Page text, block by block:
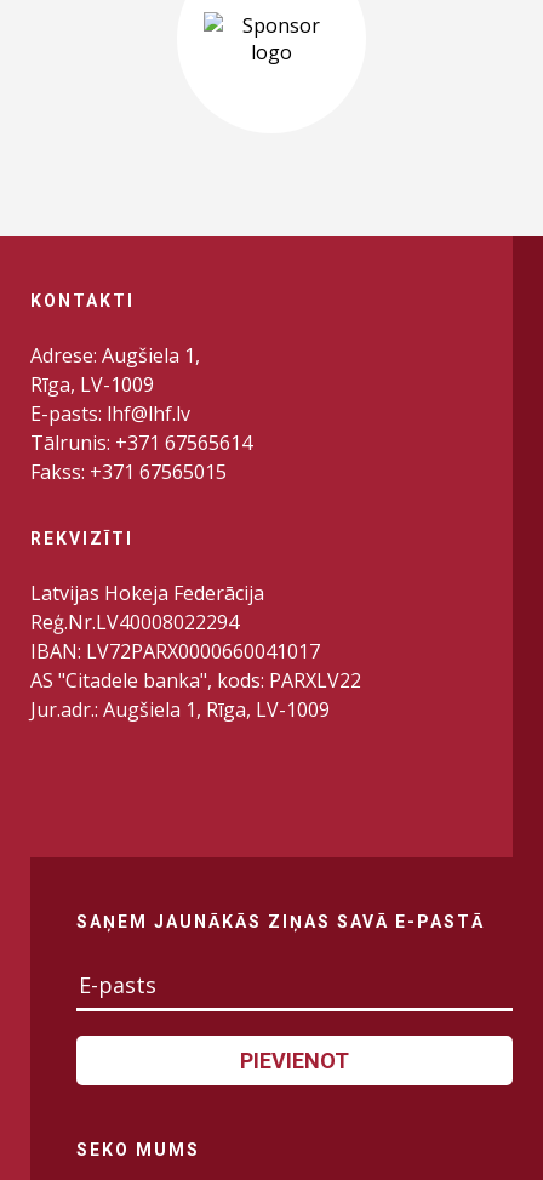
KONTAKTI
Adrese: Augšiela 1,
Rīga, LV-1009
E-pasts: lhf@lhf.lv
Tālrunis: +371 67565614
Fakss: +371 67565015
REKVIZĪTI
Latvijas Hokeja Federācija
Reģ.Nr.LV40008022294
IBAN: LV72PARX0000660041017
AS "Citadele banka", kods: PARXLV22
Jur.adr.: Augšiela 1, Rīga, LV-1009
SAŅEM JAUNĀKĀS ZIŅAS SAVĀ E-PASTĀ
PIEVIENOT
SEKO MUMS